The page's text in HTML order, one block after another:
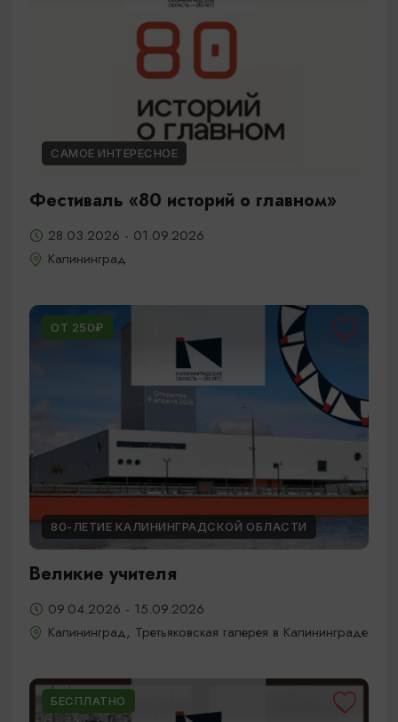
САМОЕ ИНТЕРЕСНОЕ
Фестиваль «80 историй о главном»
28.03.2026 - 01.09.2026
Калининград
ОТ 250₽
80-ЛЕТИЕ КАЛИНИНГРАДСКОЙ ОБЛАСТИ
Великие учителя
09.04.2026 - 15.09.2026
Калининград, Третьяковская галерея в Калининграде
БЕСПЛАТНО